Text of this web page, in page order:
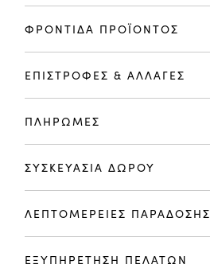
ΦΡΟΝΤΙΔΑ ΠΡΟΪΟΝΤΟΣ
ΕΠΙΣΤΡΟΦΕΣ & ΑΛΛΑΓΕΣ
ΠΛΗΡΩΜΕΣ
ΣΥΣΚΕΥΑΣΙΑ ΔΩΡΟΥ
ΛΕΠΤΟΜΕΡΕΙΕΣ ΠΑΡΑΔΟΣΗΣ
ΕΞΥΠΗΡΕΤΗΣΗ ΠΕΛΑΤΩΝ